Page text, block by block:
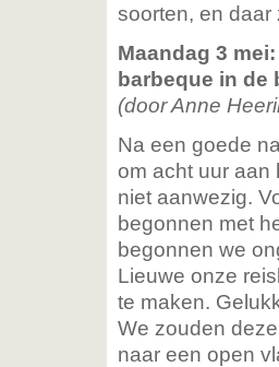
soorten, en daar
Maandag 3
barbeque in de
(door Anne
Na een goede
om acht uur aan
niet aanwezig.
begonnen met
begonnen we
Lieuwe onze
te maken.
We zouden
naar een open